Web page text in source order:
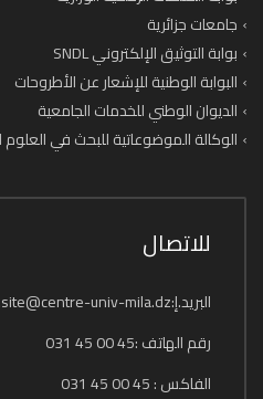
جامعات جزائرية
بوابة التوثيق الإلكتروني SNDL
البوابة الوطنية للإشعار عن الأطروحات
الديوان الوطني للخدمات الجامعية
الوكالة الموضوعاتية للبحث في العلوم
للاتصال
البريد.إ:admin.site@centre-univ-mila.dz
رقم الهاتف :45 00 45 031
الفاكس : 45 00 45 031